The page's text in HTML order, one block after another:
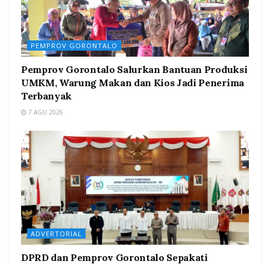
PEMPROV GORONTALO
Pemprov Gorontalo Salurkan Bantuan Produksi
UMKM, Warung Makan dan Kios Jadi Penerima
Terbanyak
7 AGU 2026
ADVERTORIAL
DPRD dan Pemprov Gorontalo Sepakati